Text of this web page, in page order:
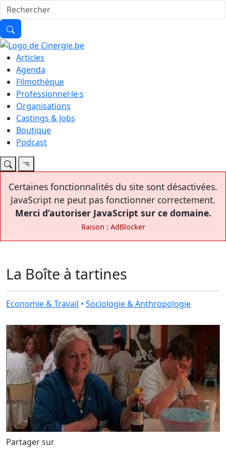
Articles
Agenda
Filmothèque
Professionnel·le·s
Organisations
Castings & Jobs
Boutique
Podcast
Certaines fonctionnalités du site sont désactivées.
JavaScript ne peut pas fonctionner correctement.
Merci d’autoriser JavaScript sur ce domaine.
Raison : AdBlocker
La Boîte à tartines
Economie & Travail • Sociologie & Anthropologie
Partager sur